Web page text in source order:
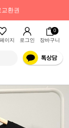
환권
이지 로그인
0
장바구니